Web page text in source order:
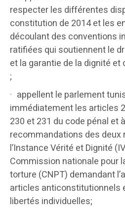
respecter les différentes
constitution de 2014 et les
découlant des conventions
ratifiées qui soutiennent le
et la garantie de la dignité et
;
appellent le parlement
immédiatement les articles
230 et 231 du code pénal et
recommandations des deux
l’Instance Vérité et Dignité
Commission nationale pour
torture (CNPT) demandant
articles anticonstitutionnels
libertés individuelles;